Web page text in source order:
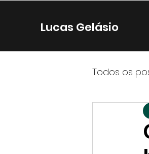
Lucas Gelásio
Todos os